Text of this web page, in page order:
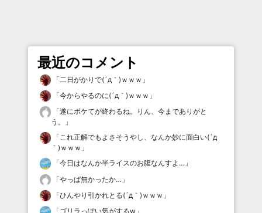
最近のコメント
「二日がかりで(´д｀)ｗｗｗ 」
「今からやるのに(´д｀)ｗｗｗ 」
「遂にボケてが終わるね。りん、今までありがと
う。
」
「これ正解でもよさそうやし、なんか妙に面白い(´д
｀)ｗｗｗ 」
「今日はなんか半ライスのお腹なんすよ… 」
「やっぱ無かったか… 」
「ひんやり引かれとる(´д｀)ｗｗｗ 」
「ゴリラっぽい気がするw 」